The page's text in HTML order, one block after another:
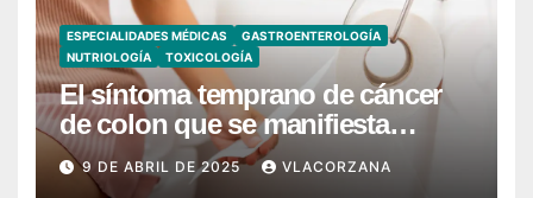
ESPECIALIDADES MÉDICAS
GASTROENTEROLOGÍA
NUTRIOLOGÍA
TOXICOLOGÍA
El síntoma temprano de cáncer
de colon que se manifiesta
cuando vas al baño
9 DE ABRIL DE 2025 VLACORZANA